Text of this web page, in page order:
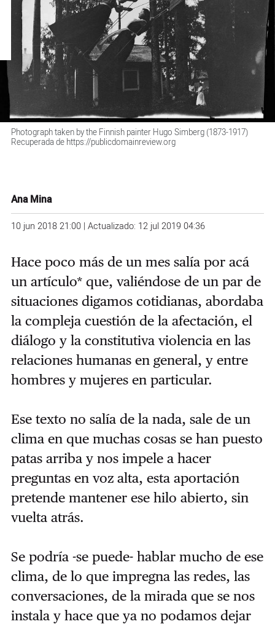
Photograph taken by the Finnish painter Hugo Simberg (1873-1917)
Recuperada de https://publicdomainreview.org
Ana Mina
10 jun 2018 21:00 | Actualizado: 12 jul 2019 04:36
Hace poco más de un mes salía por acá
un artículo* que, valiéndose de un par de
situaciones digamos cotidianas, abordaba
la compleja cuestión de la afectación, el
diálogo y la constitutiva violencia en las
relaciones humanas en general, y entre
hombres y mujeres en particular.
Ese texto no salía de la nada, sale de un
clima en que muchas cosas se han puesto
patas arriba y nos impele a hacer
preguntas en voz alta, esta aportación
pretende mantener ese hilo abierto, sin
vuelta atrás.
Se podría -se puede- hablar mucho de ese
clima, de lo que impregna las redes, las
conversaciones, de la mirada que se nos
instala y hace que ya no podamos dejar